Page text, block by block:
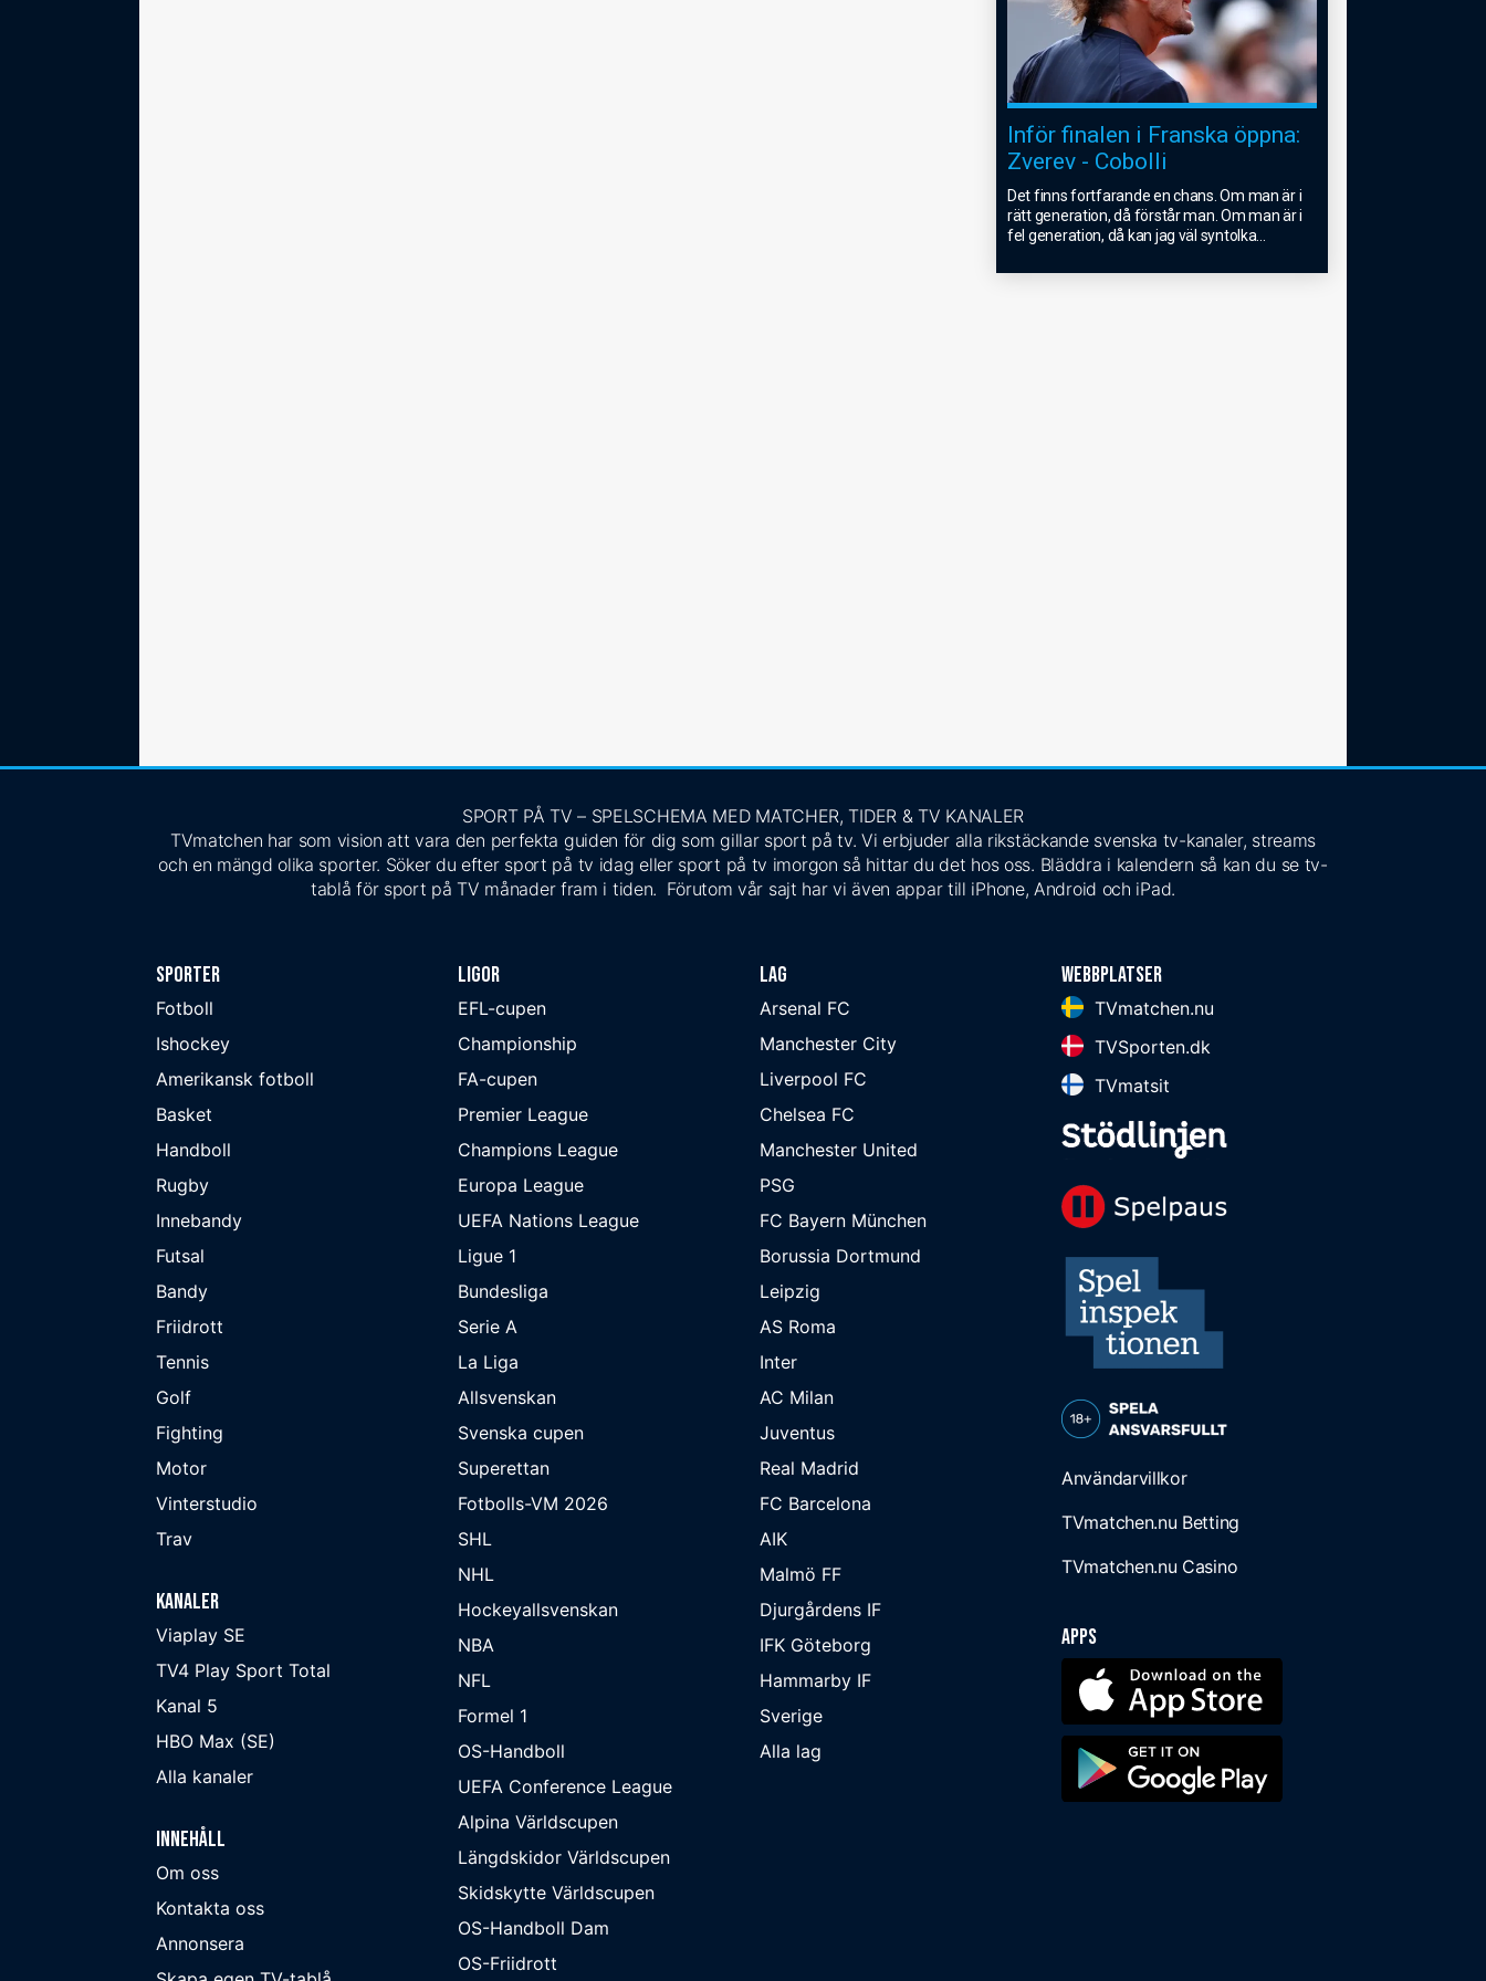
Inför finalen i Franska öppna:
Zverev - Cobolli
Det finns fortfarande en chans. Om man är i
rätt generation, då förstår man. Om man är i
fel generation, då kan jag väl syntolka
SPORT PÅ TV – SPELSCHEMA MED MATCHER, TIDER & TV KANALER
TVmatchen har som vision att vara den perfekta guiden för dig som gillar sport på tv. Vi erbjuder alla rikstäckande svenska tv-kanaler, streams
och en mängd olika sporter. Söker du efter sport på tv idag eller sport på tv imorgon så hittar du det hos oss. Bläddra i kalendern så kan du se tv-
tablå för sport på TV månader fram i tiden. Förutom vår sajt har vi även appar till iPhone, Android och iPad.
Sporter
Fotboll
Ishockey
Amerikansk fotboll
Basket
Handboll
Rugby
Innebandy
Futsal
Bandy
Friidrott
Tennis
Golf
Fighting
Motor
Vinterstudio
Trav
Kanaler
Viaplay SE
TV4 Play Sport Total
Kanal 5
HBO Max (SE)
Alla kanaler
Innehåll
Om oss
Kontakta oss
Annonsera
Ligor
EFL-cupen
Championship
FA-cupen
Premier League
Champions League
Europa League
UEFA Nations League
Ligue 1
Bundesliga
Serie A
La Liga
Allsvenskan
Svenska cupen
Superettan
Fotbolls-VM 2026
SHL
NHL
Hockeyallsvenskan
NBA
NFL
Formel 1
OS-Handboll
UEFA Conference League
Alpina Världscupen
Längdskidor Världscupen
Skidskytte Världscupen
OS-Handboll Dam
OS-Friidrott
Lag
Arsenal FC
Manchester City
Liverpool FC
Chelsea FC
Manchester United
PSG
FC Bayern München
Borussia Dortmund
Leipzig
AS Roma
Inter
AC Milan
Juventus
Real Madrid
FC Barcelona
AIK
Malmö FF
Djurgårdens IF
IFK Göteborg
Hammarby IF
Sverige
Alla lag
Webbplatser
TVmatchen.nu
TVSporten.dk
TVmatsit
Användarvillkor
TVmatchen.nu Betting
TVmatchen.nu Casino
Apps